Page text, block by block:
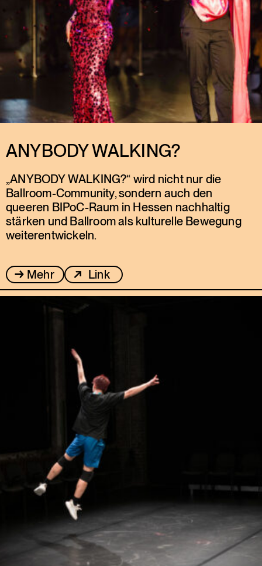
ANYBODY WALKING?
„ANYBODY WALKING?“ wird nicht nur die
Ballroom-Community, sondern auch den
queeren BIPoC-Raum in Hessen nachhaltig
stärken und Ballroom als kulturelle Bewegung
weiterentwickeln.
Mehr Link